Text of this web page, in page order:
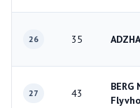
26 35
27 43
BERG